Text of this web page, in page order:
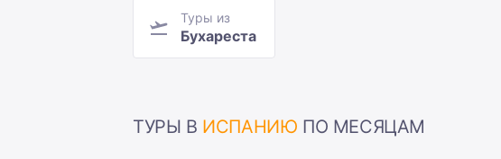
Туры из
Бухареста
ТУРЫ В ИСПАНИЮ ПО МЕСЯЦАМ